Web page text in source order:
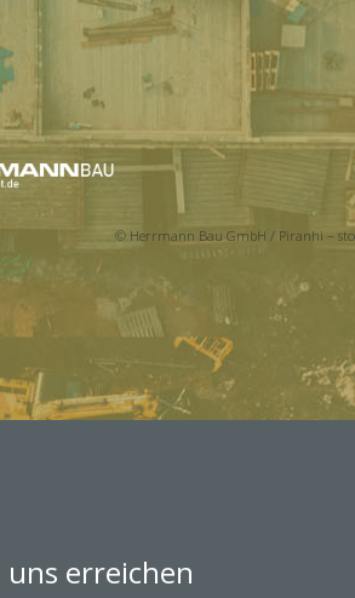
© Herrmann Bau GmbH / Piranhi –
uns erreichen